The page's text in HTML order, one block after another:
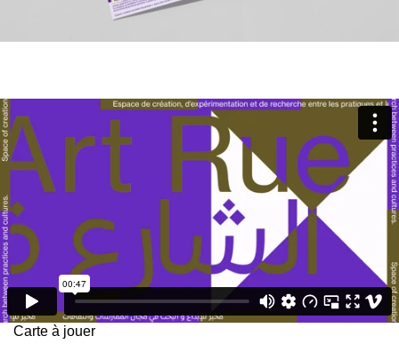
Carte à jouer